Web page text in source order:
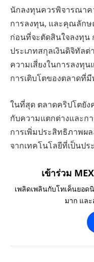
นักลงทุนควรพิจารณาค
การลงทุน, และคุณลักษ
ก่อนที่จะตัดสินใจลงทุน
ประเภทสกุลเงินดิจิทัลต่
ความเสี่ยงในการลงทุ
การเติบโตของตลาดที่
ในที่สุด ตลาดคริปโตยั
กับความแตกต่างและก
การเพิ่มประสิทธิภาพผ
จากเทคโนโลยีที่เป็นป
เข้าร่วม
เพลิดเพลินกับโทเค็นยอ
มาก แล